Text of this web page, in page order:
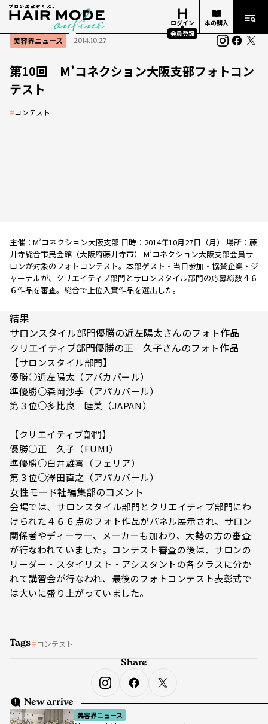
ログイン
会員登録
本の購入
美容界ニュース 2014.10.27
第10回 M’コネクション大阪支部フォトコン
テスト
#コンテスト
主催：M’コネクション大阪支部 日時：2014年10月27日（月） 場所：藤
井寺総合市民会館（大阪府藤井寺市） M’コネクション大阪支部会員サ
ロンが対象のフォトコンテスト。本部ゲスト・当日参加・協賛企業・ジ
ャーナルが、クリエイティブ部門とサロンスタイル部門の応募総数４６
６作品を審査。総合で上位入賞作品を選出した。
結果
サロンスタイル部門優勝の近左陽太さんのフォト作品
クリエイティブ部門優勝の正 久子さんのフォト作品
【サロンスタイル部門】
優勝○近左陽太（アパカバール）
準優勝○森岡沙季（アパカバール）
第３位○多比良 睦美（JAPAN）
【クリエイティブ部門】
優勝○正 久子（FUMI）
準優勝○白井雄喜（フェリア）
第３位○澤田直之（アパカバール）
女性モード社編集部のコメント
会場では、サロンスタイル部門とクリエイティブ部門にわ
けられた４６６点のフォト作品がパネル展示され、サロン
関係者やディーラー、メーカーも加わり、大勢の方の審査
が行なわれていました。コンテスト審査の後は、サロンの
リーダー・スタイリスト・アシスタントの各クラスに分か
れて講習会が行なわれ、最後のフォトコンテスト表彰式で
は大いに盛り上がっていました。
Tags コンテスト
New arrive
美容界ニュース
Share